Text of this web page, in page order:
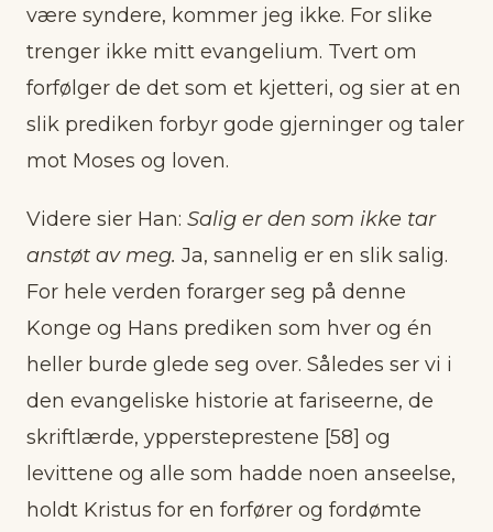
være syndere, kommer jeg ikke. For slike
trenger ikke mitt evangelium. Tvert om
forfølger de det som et kjetteri, og sier at en
slik prediken forbyr gode gjerninger og taler
mot Moses og loven.
Videre sier Han: Salig er den som ikke tar
anstøt av meg. Ja, sannelig er en slik salig.
For hele verden forarger seg på denne
Konge og Hans prediken som hver og én
heller burde glede seg over. Således ser vi i
den evangeliske historie at fariseerne, de
skriftlærde, yppersteprestene [58] og
levittene og alle som hadde noen anseelse,
holdt Kristus for en forfører og fordømte